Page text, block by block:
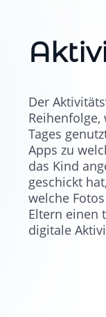
Der
Tages
Apps zu
das Kind
geschickt
welche
Eltern einen
digitale